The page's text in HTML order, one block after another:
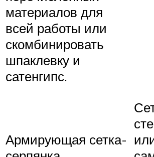
материалов для
всей работы или
скомбинировать
шпаклевку и
сатенгипс.
Армирующая сетка-